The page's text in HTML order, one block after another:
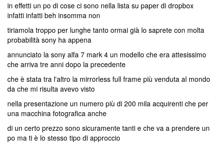
in effetti un po di cose ci sono nella lista su paper di dropbox
infatti infatti beh insomma non
tiriamola troppo per lunghe tanto ormai già lo saprete con molta
probabilità sony ha appena
annunciato la sony alfa 7 mark 4 un modello che era attesissimo
che arriva tre anni dopo la precedente
che è stata tra l'altro la mirrorless full frame più venduta al mondo
da che mi risulta avevo visto
nella presentazione un numero più di 200 mila acquirenti che per
una macchina fotografica anche
di un certo prezzo sono sicuramente tanti e che va a prendere un
po ma ti è lo stesso tipo di approccio